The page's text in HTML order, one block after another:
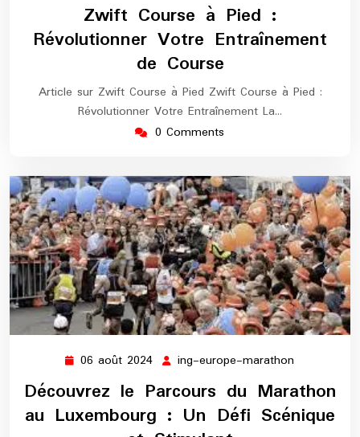
2025
Zwift Course à Pied :
Révolutionner Votre Entraînement
de Course
Article sur Zwift Course à Pied Zwift Course à Pied :
Révolutionner Votre Entraînement La…
0 Comments
06 août 2024 06
août
2024
ing-europe-marathon
europe-
marathon
Découvrez le Parcours du Marathon
au Luxembourg : Un Défi Scénique